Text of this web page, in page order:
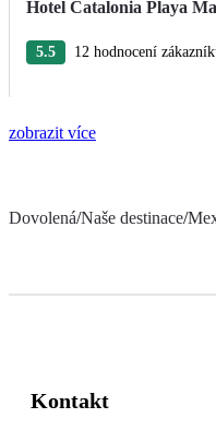
Hotel Catalonia Playa
5.5
12 hodnocení
zobrazit více
Dovolená/Naše destinace/
Kontakt